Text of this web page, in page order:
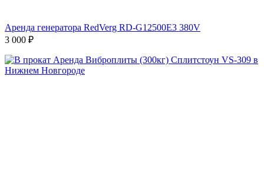
Аренда генератора RedVerg RD-G12500E3 380V
3 000 ₽